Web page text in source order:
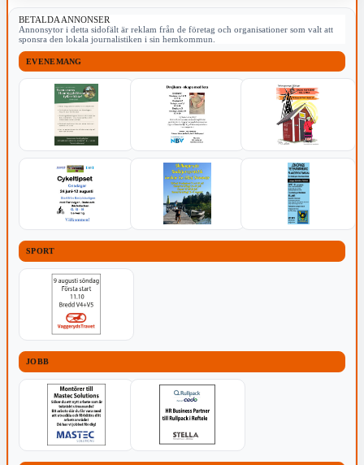
BETALDA ANNONSER
Annonsytor i detta sidofält är reklam från de företag och organisationer som valt att
sponsra den lokala journalistiken i sin hemkommun.
EVENEMANG
SPORT
JOBB